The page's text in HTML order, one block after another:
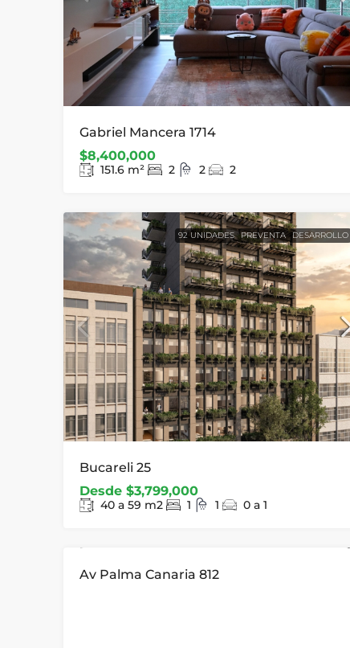
Gabriel Mancera 1714
$8,400,000
151.6 m² 2 2 2
92 UNIDADES PREVENTA DESARROLLO
Bucareli 25
Desde $3,799,000
40 a 59 m2 1 1 0 a 1
Av Palma Canaria 812